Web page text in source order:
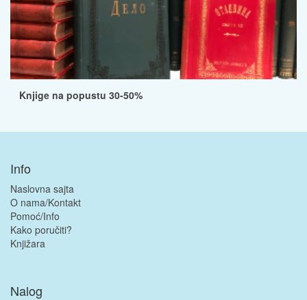
Knjige na popustu 30-50%
Info
Naslovna sajta
O nama/Kontakt
Pomoć/Info
Kako poručiti?
Knjižara
Nalog